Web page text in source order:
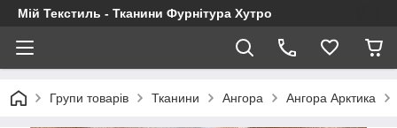
Мій Текстиль - Тканини Фурнітура Хутро
Групи товарів Тканини Ангора Ангора Арктика